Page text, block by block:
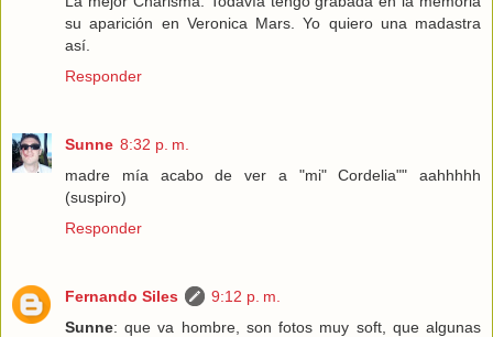
su aparición en Veronica Mars. Yo quiero una madastra
así.
Responder
Sunne 8:32 p. m.
madre mía acabo de ver a "mi" Cordelia"" aahhhhh
(suspiro)
Responder
Fernando Siles
9:12 p. m.
Sunne: que va hombre, son fotos muy soft, que algunas